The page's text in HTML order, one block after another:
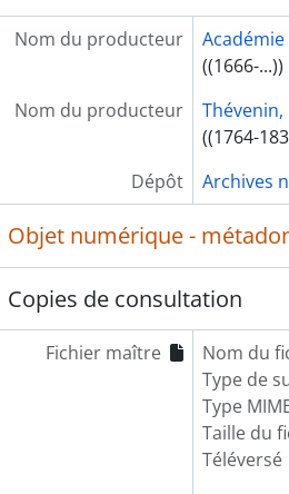
Nom du producteur
Académie
((1666-...))
Nom du producteur
Thévenin,
((1764-
Dépôt
Archives
Objet numérique -
Copies de consultation
Fichier maître Nom du
Type de
Type
Taille du
Téléversé